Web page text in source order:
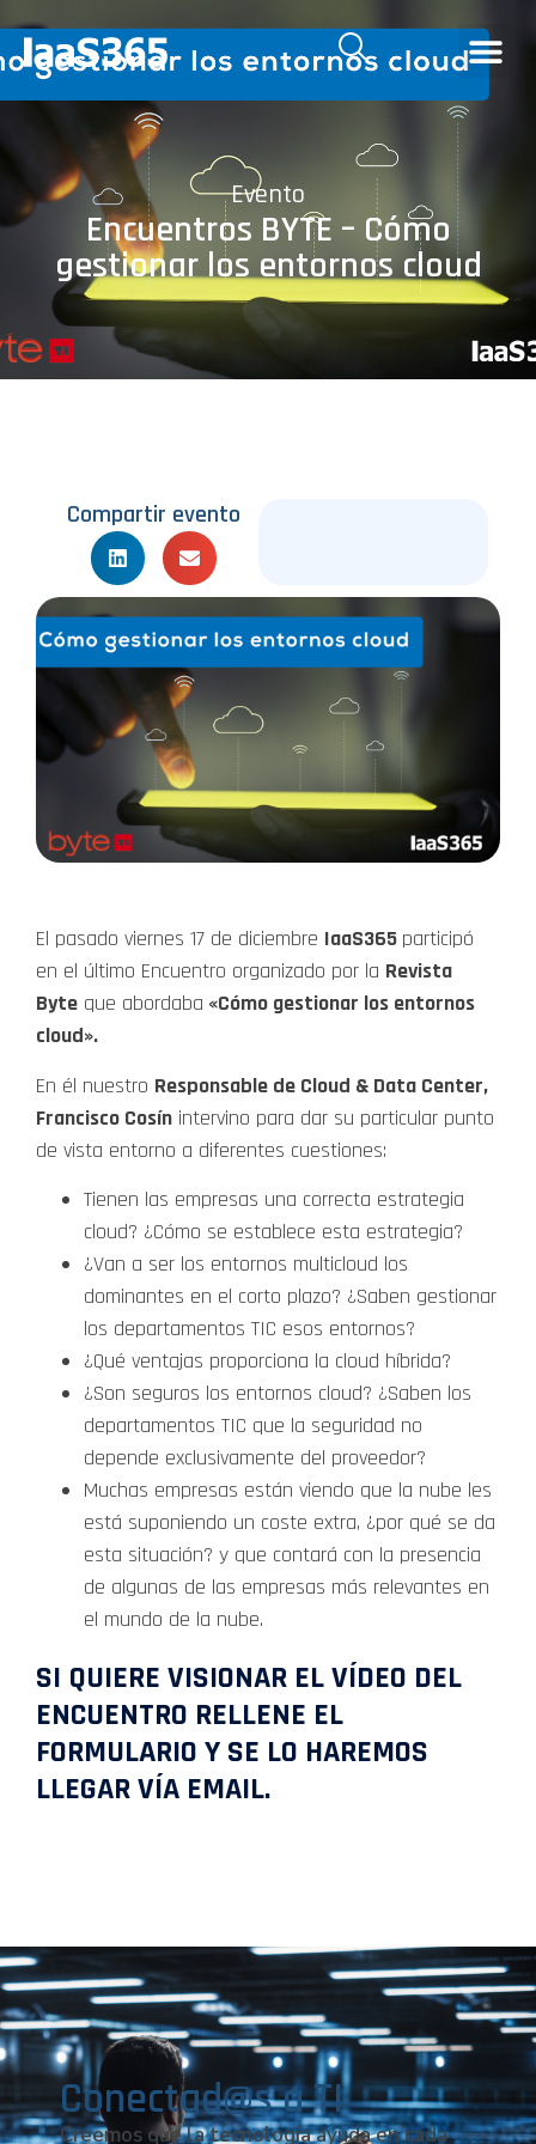
Evento
Encuentros BYTE – Cómo
gestionar los entornos cloud
Compartir evento
El pasado viernes 17 de diciembre IaaS365 participó
en el último Encuentro organizado por la Revista
Byte que abordaba «Cómo gestionar los entornos
cloud».
En él nuestro Responsable de Cloud & Data Center,
Francisco Cosín intervino para dar su particular punto
de vista entorno a diferentes cuestiones:
Tienen las empresas una correcta estrategia
cloud? ¿Cómo se establece esta estrategia?
¿Van a ser los entornos multicloud los
dominantes en el corto plazo? ¿Saben gestionar
los departamentos TIC esos entornos?
¿Qué ventajas proporciona la cloud híbrida?
¿Son seguros los entornos cloud? ¿Saben los
departamentos TIC que la seguridad no
depende exclusivamente del proveedor?
Muchas empresas están viendo que la nube les
está suponiendo un coste extra, ¿por qué se da
esta situación? y que contará con la presencia
de algunas de las empresas más relevantes en
el mundo de la nube.
SI QUIERE VISIONAR EL VÍDEO DEL
ENCUENTRO RELLENE EL
FORMULARIO Y SE LO HAREMOS
LLEGAR VÍA EMAIL.
Conectad@s a TI
Creemos que la tecnología ayuda en cada